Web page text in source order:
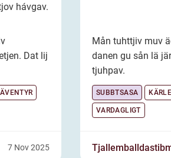
hávgav.
Dat lij
7 Nov 2025
Mån tuhttjiv muv
danen gu sån lä
tjuhpav.
SUBBTSASA
VARDAGLIGT